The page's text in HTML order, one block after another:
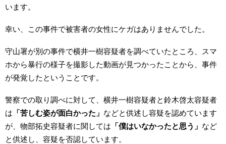
います。
幸い、この事件で被害者の女性にケガはありませんでした。
守山署が別の事件で横井一樹容疑者を調べていたところ、スマ
ホから暴行の様子を撮影した動画が見つかったことから、事件
が発覚したということです。
警察での取り調べに対して、横井一樹容疑者と鈴木啓太容疑者
は 「苦しむ姿が面白かった」 などと供述し容疑を認めています
が、物部拓史容疑者に関しては 「僕はいなかったと思う」 など
と供述し、容疑を否認しています。